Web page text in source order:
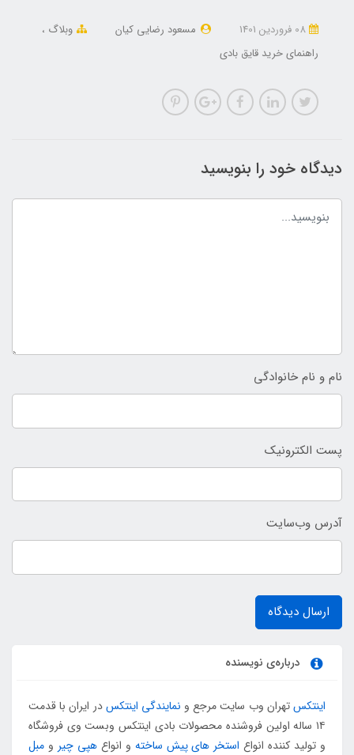
مسعود رضایی کیان
وبلاگ
راهنمای خرید قایق بادی
دیدگاه خود را بنویسید
نام و نام خانوادگی
پست الکترونیک
آدرس وب‌سایت
ارسال دیدگاه
درباره‌ی نویسنده
اینتکستهران وب سایت مرجع و نمایندگی اینتکسدر ایران با قدمت
۱۴ ساله اولین فروشنده محصولات بادی اینتکس وبست وی فروشگاه
و تولید کننده انواع استخر های پیش ساخته و انواعهپی چیر و مبل